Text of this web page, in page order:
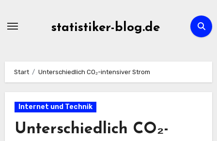
statistiker-blog.de
Start Unterschiedlich CO₂-intensiver Strom
Internet und Technik
Unterschiedlich CO₂-